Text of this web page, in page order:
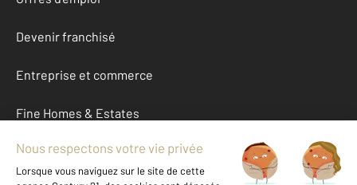
Devenir franchisé
Entreprise et commerce
Fine Homes & Estates
À propos